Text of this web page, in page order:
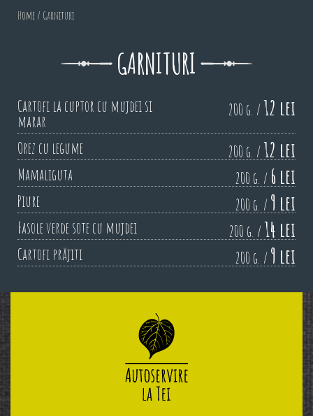
Home / Garnituri
GARNITURI
Cartofi la cuptor cu mujdei si
marar
200 g. /12 lei
Orez cu legume 200 g. /12 lei
Mamaliguta 200 g. / 6 lei
Piure 200 g. / 9 lei
Fasole verde sote cu mujdei 200 g. /14 lei
Cartofi prăjiti 200 g. / 9 lei